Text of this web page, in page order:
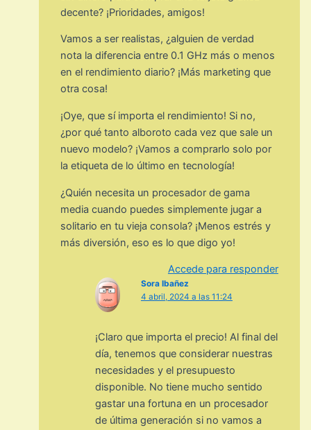
decente? ¡Prioridades, amigos!
Vamos a ser realistas, ¿alguien de verdad
nota la diferencia entre 0.1 GHz más o menos
en el rendimiento diario? ¡Más marketing que
otra cosa!
¡Oye, que sí importa el rendimiento! Si no,
¿por qué tanto alboroto cada vez que sale un
nuevo modelo? ¡Vamos a comprarlo solo por
la etiqueta de lo último en tecnología!
¿Quién necesita un procesador de gama
media cuando puedes simplemente jugar a
solitario en tu vieja consola? ¡Menos estrés y
más diversión, eso es lo que digo yo!
Accede para responder
Sora Ibañez
4 abril, 2024 a las 11:24
¡Claro que importa el precio! Al final del
día, tenemos que considerar nuestras
necesidades y el presupuesto
disponible. No tiene mucho sentido
gastar una fortuna en un procesador
de última generación si no vamos a